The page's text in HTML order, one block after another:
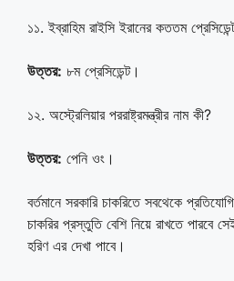
১১. ইব্রাহিম রাইসি ইরানের কততম
উত্তর: ৮ম প্রেসিডেন্ট।
১২. অস্ট্রেলিয়ার পররাষ্ট্রমন্ত্রীর নাম কী?
উত্তর: পেনি ওং।
বর্তমানে সরকারি চাকরিতে সবথেকে
চাকরির প্রস্তুতি বেশি নিয়ে রাখতে পারবে
হরিণ এর দেখা পাবে।